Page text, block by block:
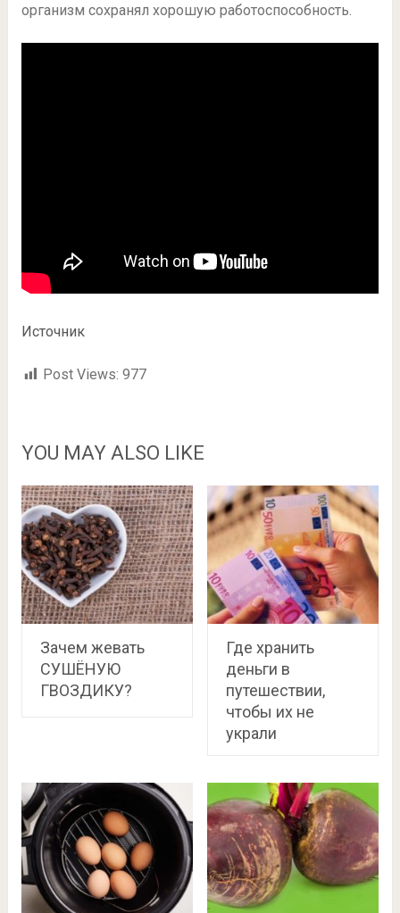
организм сохранял хорошую работоспособность.
Источник
Post Views: 977
YOU MAY ALSO LIKE
Зачем жевать
СУШЁНУЮ
ГВОЗДИКУ?
Где хранить
деньги в
путешествии,
чтобы их не
украли